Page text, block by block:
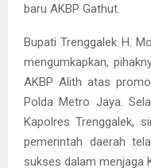
baru AKBP Gathut.
Bupati Trenggalek H.
mengumkapkan,
AKBP Alith atas
Polda Metro Jaya.
Kapolres Trenggalek,
pemerintah daerah
sukses dalam menjaga